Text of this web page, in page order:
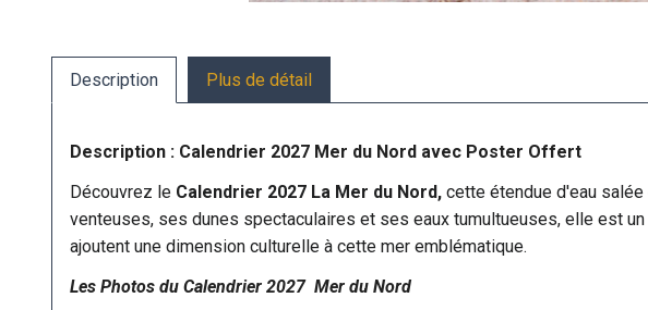
Description Plus de détail
Description : Calendrier 2027 Mer du Nord avec Poster Offert
Découvrez le Calendrier 2027 La Mer du Nord, cette étendue d'eau
venteuses, ses dunes spectaculaires et ses eaux tumultueuses, elle est
ajoutent une dimension culturelle à cette mer emblématique.
Les Photos du Calendrier 2027 Mer du Nord